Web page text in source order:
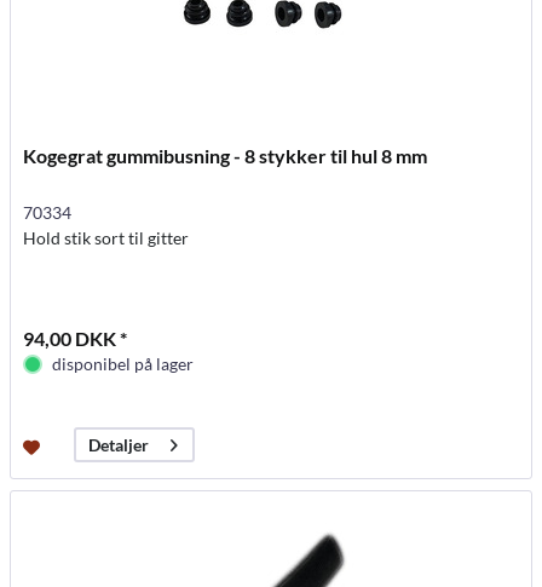
Kogegrat gummibusning - 8 stykker til hul 8 mm
70334
Hold stik sort til gitter
94,00 DKK *
disponibel på lager
Detaljer